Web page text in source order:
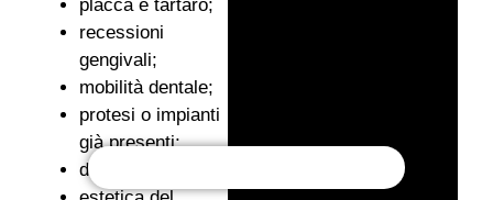
placca e tartaro;
recessioni
gengivali;
mobilità dentale;
protesi o impianti
già presenti;
denti mancanti;